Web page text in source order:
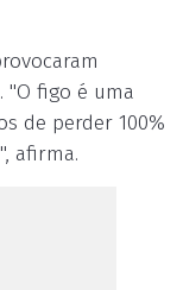
"O figo é uma
de perder 100%
afirma.